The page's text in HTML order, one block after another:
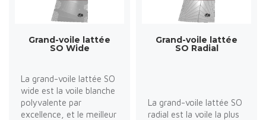
Grand-voile lattée
SO Wide
La grand-voile lattée SO
wide est la voile blanche
polyvalente par
excellence, et le meilleur
Grand-voile lattée
SO Radial
La grand-voile lattée SO
radial est la voile la plus